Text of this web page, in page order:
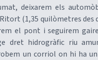
deixarem els
(1,35 quilòmetres des
el pont i seguirem
dret hidrogràfic riu
un corriol on hi ha